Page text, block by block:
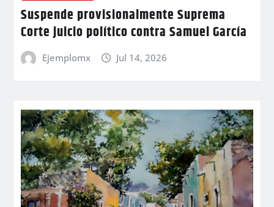
Suspende provisionalmente Suprema
Corte juicio político contra Samuel García
Ejemplomx Jul 14, 2026